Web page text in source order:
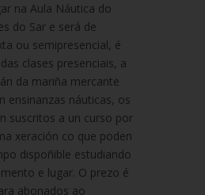
na Aula Náutica do
do Sar e será de
ou semipresencial, é
clases presenciais, a
da mariña mercante
ensinanzas náuticas, os
suscritos a un curso por
xeración co que poden
dispoñible estudiando
e lugar. O prezo é
abonados ao